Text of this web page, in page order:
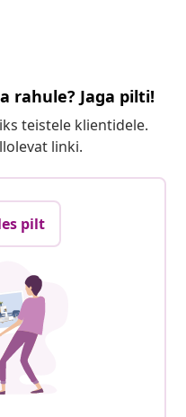
rahule? Jaga pilti!
teistele klientidele.
linki.
pilt